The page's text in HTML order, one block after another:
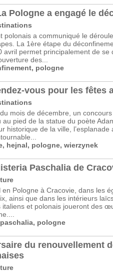
Pologne a engagé le
polonais a communiqué le
La 1ère étape du
avril permet principalement de
des...
, pologne
vous pour les fêtes
mois de décembre, un
au pied de la statue du poète
historique de la ville, l’esplanade
, hejnal, pologne, wierzynek
Paschalia de
Pologne à Cracovie, dans les
ainsi que dans les intérieurs
et polonais joueront des
paschalia, pologne
du renouvellement